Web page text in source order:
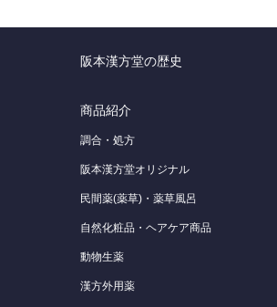
阪本漢方堂の歴史
商品紹介
調合・処方
阪本漢方堂オリジナル
民間薬(薬草)・薬草風呂
自然化粧品・ヘアケア商品
動物生薬
漢方外用薬